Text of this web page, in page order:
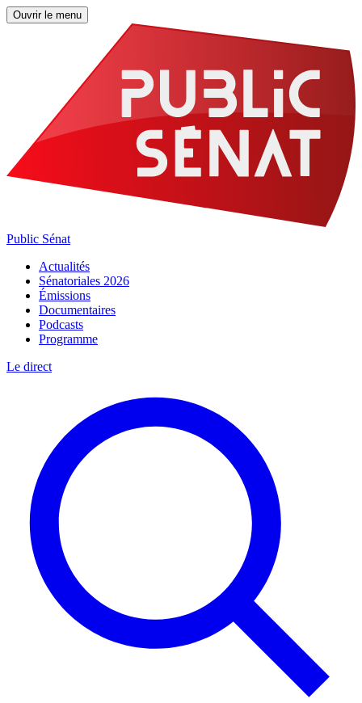
Ouvrir le menu
Public Sénat
Actualités
Sénatoriales 2026
Émissions
Documentaires
Podcasts
Programme
Le direct